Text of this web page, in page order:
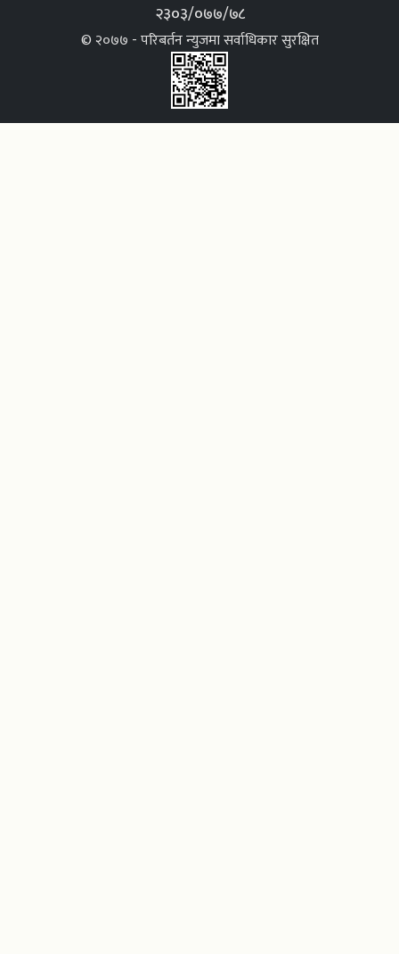
२३०३/०७७/७८
© २०७७ - परिबर्तन न्युजमा सर्वाधिकार सुरक्षित